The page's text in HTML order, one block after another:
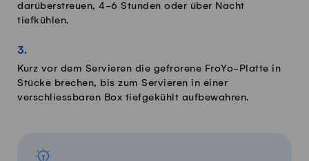
darüberstreuen, 4-6 Stunden oder über Nacht
tiefkühlen.
Kurz vor dem Servieren die gefrorene FroYo-Platte in
Stücke brechen, bis zum Servieren in einer
verschliessbaren Box tiefgekühlt aufbewahren.